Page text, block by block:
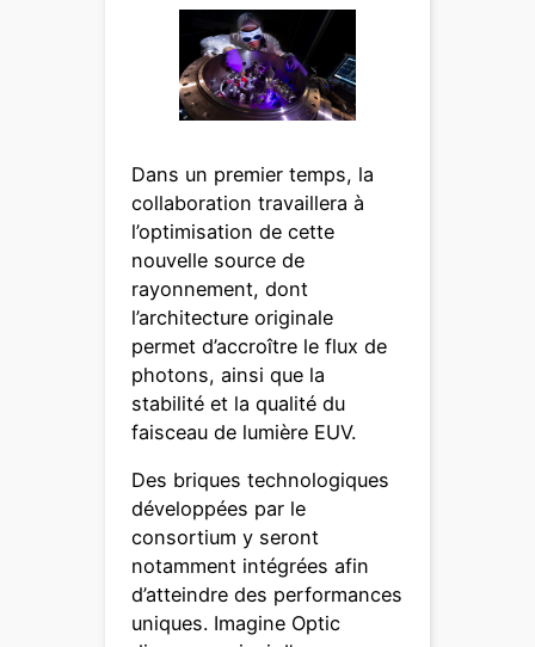
Dans un premier temps, la
collaboration travaillera à
l’optimisation de cette
nouvelle source de
rayonnement, dont
l’architecture originale
permet d’accroître le flux de
photons, ainsi que la
stabilité et la qualité du
faisceau de lumière EUV.
Des briques technologiques
développées par le
consortium y seront
notamment intégrées afin
d’atteindre des performances
uniques. Imagine Optic